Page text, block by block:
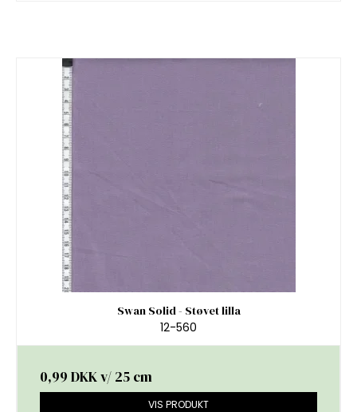
Swan Solid - Støvet lilla
12-560
0,99 DKKv/ 25 cm
VIS PRODUKT